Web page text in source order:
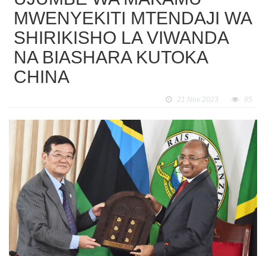
MWENYEKITI MTENDAJI WA
SHIRIKISHO LA VIWANDA
NA BIASHARA KUTOKA
CHINA
21 Nov 2023 85